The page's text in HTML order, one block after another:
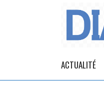
ACTUALITÉ